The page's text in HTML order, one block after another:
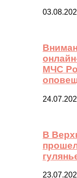
МЧС
В